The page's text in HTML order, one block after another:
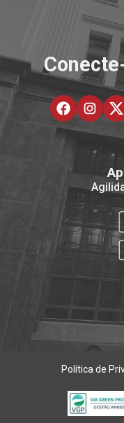
Política de